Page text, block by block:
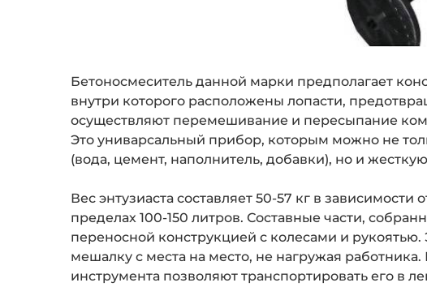
Бетоносмеситель данной марки предполагает
внутри которого расположены лопасти,
осуществляют перемешивание и пересыпание
Это униварсальный прибор, которым можно не
(вода, цемент, наполнитель, добавки), но и
Вес энтузиаста составляет 50-57 кг в
пределах 100-150 литров. Составные части,
переносной конструкцией с колесами и
мешалку с места на место, не нагружая
инструмента позволяют транспортировать его в